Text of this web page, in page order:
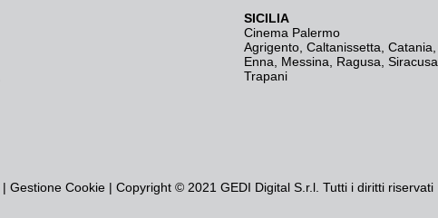
SICILIA
Cinema Palermo
Agrigento Caltanissetta Catania
Enna
Messina Ragusa Siracusa
Trapani
| Gestione Cookie | Copyright © 2021 GEDI Digital S.r.l. Tutti i diritti riservati